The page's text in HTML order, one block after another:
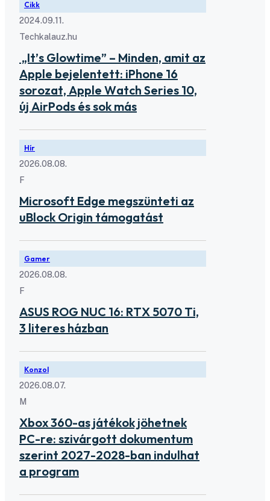
Cikk
2024.09.11.
Techkalauz.hu
„It’s Glowtime” – Minden, amit az
Apple bejelentett: iPhone 16
sorozat, Apple Watch Series 10,
új AirPods és sok más
Hír
2026.08.08.
F
Microsoft Edge megszünteti az
uBlock Origin támogatást
Gamer
2026.08.08.
F
ASUS ROG NUC 16: RTX 5070 Ti,
3 literes házban
Konzol
2026.08.07.
M
Xbox 360-as játékok jöhetnek
PC-re: szivárgott dokumentum
szerint 2027-2028-ban indulhat
a program